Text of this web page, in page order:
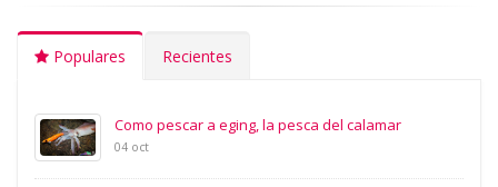
Populares Recientes
Como pescar a eging, la pesca del calamar
04 oct